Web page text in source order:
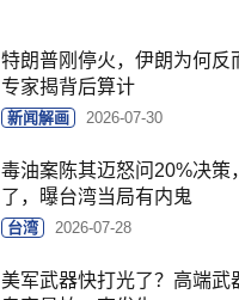
特朗普刚停火，伊朗为何反
专家揭背后算计
新闻解画 2026-07-30
毒油案陈其迈怒问20%决策
了，曝台湾当局有内鬼
台湾 2026-07-28
美军武器快打光了？高端武